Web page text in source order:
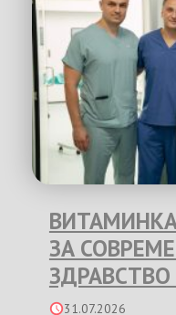
ЗА
31.07.2026